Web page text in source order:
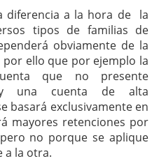
diferencia a la hora de la
tipos de familias de
obviamente de la
ello que por ejemplo la
que no presente
y una cuenta de alta
basará exclusivamente en
mayores retenciones por
no porque se aplique
a la otra.